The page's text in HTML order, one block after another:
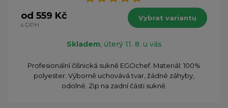
od 559 Kč
s DPH
Vybrat variantu
Skladem, úterý 11. 8. u vás
Profesionální číšnická sukně EGOchef. Materiál: 100%
polyester. Výborně uchovává tvar, žádné záhyby,
odolné. Zip na zadní části sukně.